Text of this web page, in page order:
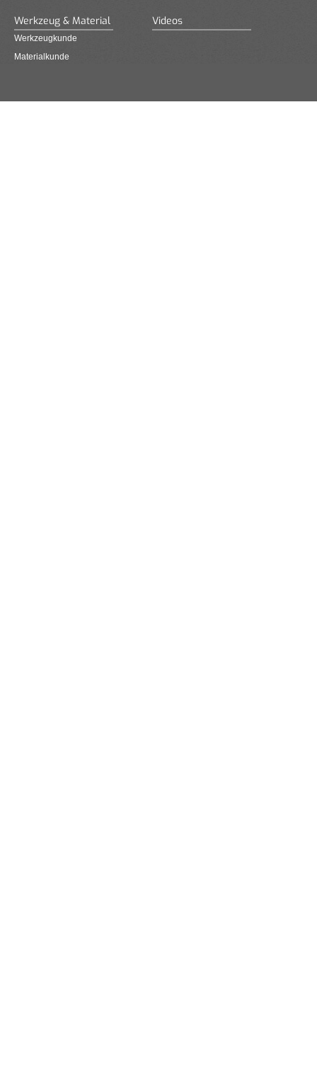
Werkzeug & Material
Werkzeugkunde
Materialkunde
Videos